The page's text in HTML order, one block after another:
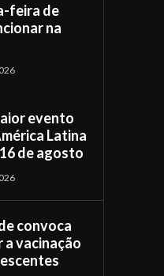
feira de
na
evento
Latina
de agosto
convoca
a vacinação